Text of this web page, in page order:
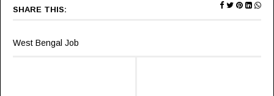
SHARE THIS:
West Bengal Job